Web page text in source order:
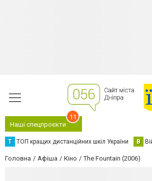
Наші спецпроєкти
11
Т ТОП кращих дистанційних шкіл України В
Головна Афіша Кіно The Fountain (2006)